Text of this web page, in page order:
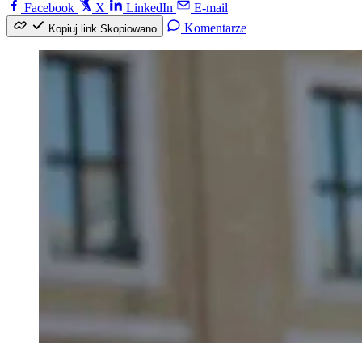
Facebook
X LinkedIn E-mail
Kopiuj link Skopiowano Komentarze